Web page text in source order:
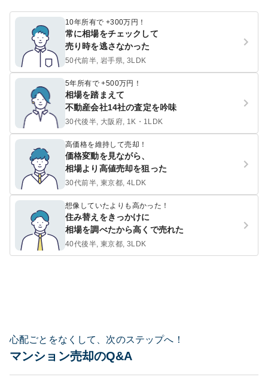
10年所有で +300万円！
常に相場をチェックして
売り時を逃さなかった
50代前半, 岩手県, 3LDK
5年所有で +500万円！
相場を踏まえて
不動産会社14社の査定を吟味
30代後半, 大阪府, 1K・1LDK
高価格を維持して売却！
価格変動を見ながら、
相場より高値売却を狙った
30代前半, 東京都, 4LDK
想像していたよりも高かった！
住み替えをきっかけに
相場を調べたから高くで売れた
40代後半, 東京都, 3LDK
心配ごとをなくして、次のステップへ！
マンション売却のQ&A